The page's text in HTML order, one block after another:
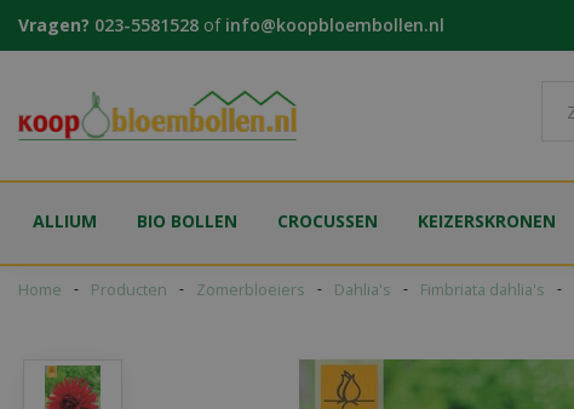
naar
Home Producten Zomerbloeiers Dahlia's Fimbriata dahlia's
Vragen? 023-5581528 of info@koopbloembollen.nl
ALLIUM BIO BOLLEN CROCUSSEN KEIZERSKRONEN